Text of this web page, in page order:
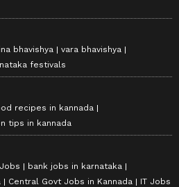
bhavishya
vara bhavishya
festivals
recipes in kannada
tips in kannada
bank jobs in karnataka
Central Govt Jobs in Kannada IT Jobs